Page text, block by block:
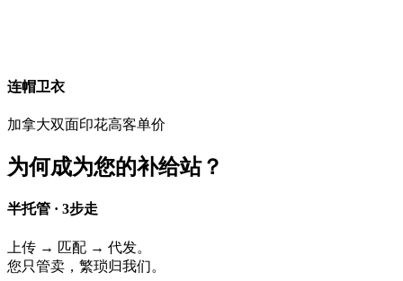
连帽卫衣
加拿大双面印花高客单价
为何成为您的补给站？
半托管 · 3步走
上传 → 匹配 → 代发。
您只管卖，繁琐归我们。